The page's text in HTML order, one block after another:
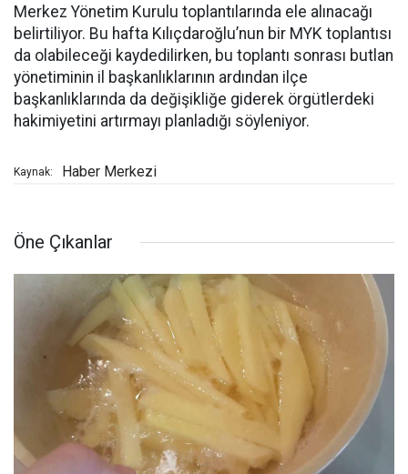
Merkez Yönetim Kurulu toplantılarında ele alınacağı
belirtiliyor. Bu hafta Kılıçdaroğlu’nun bir MYK toplantısı
da olabileceği kaydedilirken, bu toplantı sonrası butlan
yönetiminin il başkanlıklarının ardından ilçe
başkanlıklarında da değişikliğe giderek örgütlerdeki
hakimiyetini artırmayı planladığı söyleniyor.
Kaynak: Haber Merkezi
Öne Çıkanlar